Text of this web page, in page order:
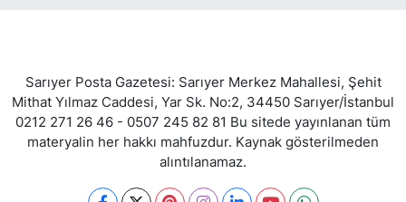
Sarıyer Posta Gazetesi: Sarıyer Merkez Mahallesi, Şehit
Mithat Yılmaz Caddesi, Yar Sk. No:2, 34450 Sarıyer/İstanbul
0212 271 26 46 - 0507 245 82 81 Bu sitede yayınlanan tüm
materyalin her hakkı mahfuzdur. Kaynak gösterilmeden
alıntılanamaz.